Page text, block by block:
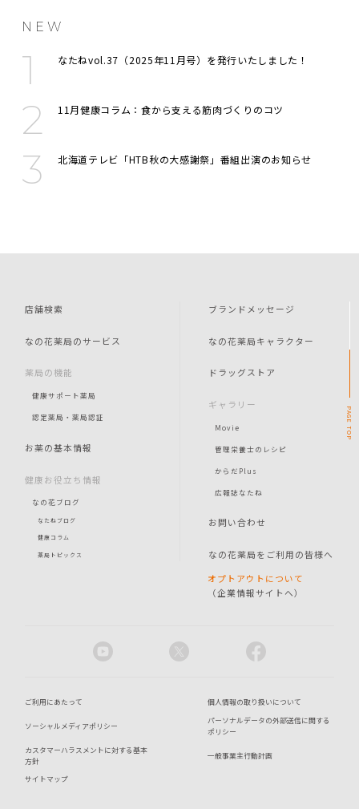
NEW
なたねvol.37（2025年11月号）を発行いたしました！
11月健康コラム：食から支える筋肉づくりのコツ
北海道テレビ「HTB秋の大感謝祭」番組出演のお知らせ
店舗検索
なの花薬局のサービス
薬局の機能
健康サポート薬局
認定薬局・薬局認証
お薬の基本情報
健康お役立ち情報
なの花ブログ
なたねブログ
健康コラム
薬局トピックス
ブランドメッセージ
なの花薬局キャラクター
ドラッグストア
ギャラリー
Movie
管理栄養士のレシピ
からだPlus
広報誌なたね
お問い合わせ
なの花薬局をご利用の皆様へ
オプトアウトについて
（企業情報サイトへ）
ご利用にあたって 個人情報の取り扱いについて
ソーシャルメディアポリシー
パーソナルデータの外部送信に関する
ポリシー
カスタマーハラスメントに対する基本
方針
一般事業主行動計画
サイトマップ
PAGE
TOP